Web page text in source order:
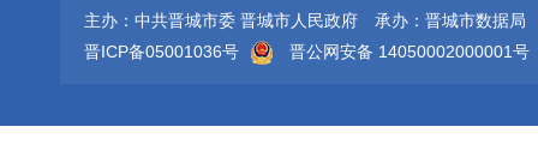
主办：中共晋城市委 晋城市人民政府
承办：晋城市数据局
晋ICP备05001036号
晋公网安备 14050002000001号